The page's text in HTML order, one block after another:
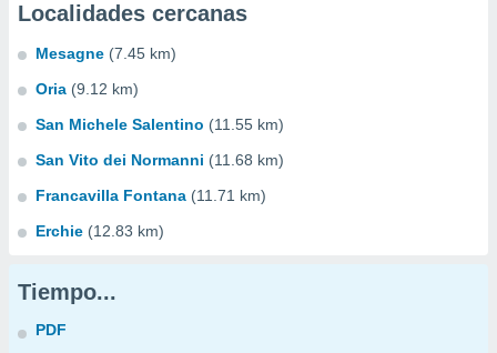
Localidades cercanas
Mesagne (7.45 km)
Oria (9.12 km)
San Michele Salentino (11.55 km)
San Vito dei Normanni (11.68 km)
Francavilla Fontana (11.71 km)
Erchie (12.83 km)
Tiempo...
PDF